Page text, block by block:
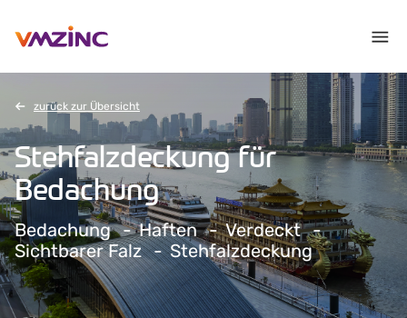
zurück zur Übersicht
Stehfalzdeckung für
Bedachung
Bedachung Haften
Verdeckt
Sichtbarer Falz
Stehfalzdeckung